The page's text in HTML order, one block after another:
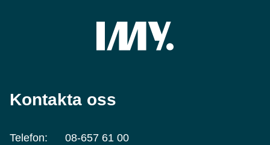
Kontakta oss
Telefon: 08-657 61 00